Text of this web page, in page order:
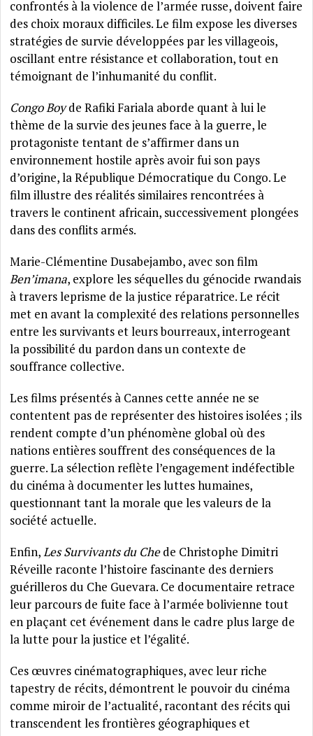
confrontés à la violence de l’armée russe, doivent faire
des choix moraux difficiles. Le film expose les diverses
stratégies de survie développées par les villageois,
oscillant entre résistance et collaboration, tout en
témoignant de l’inhumanité du conflit.
Congo Boyde Rafiki Fariala aborde quant à lui le
thème de la survie des jeunes face à la guerre, le
protagoniste tentant de s’affirmer dans un
environnement hostile après avoir fui son pays
d’origine, la République Démocratique du Congo. Le
film illustre des réalités similaires rencontrées à
travers le continent africain, successivement plongées
dans des conflits armés.
Marie-Clémentine Dusabejambo, avec son film
Ben’imana, explore les séquelles du génocide rwandais
à travers leprisme de la justice réparatrice. Le récit
met en avant la complexité des relations personnelles
entre les survivants et leurs bourreaux, interrogeant
la possibilité du pardon dans un contexte de
souffrance collective.
Les films présentés à Cannes cette année ne se
contentent pas de représenter des histoires isolées ; ils
rendent compte d’un phénomène global où des
nations entières souffrent des conséquences de la
guerre. La sélection reflète l’engagement indéfectible
du cinéma à documenter les luttes humaines,
questionnant tant la morale que les valeurs de la
société actuelle.
Enfin,Les Survivants du Chede Christophe Dimitri
Réveille raconte l’histoire fascinante des derniers
guérilleros du Che Guevara. Ce documentaire retrace
leur parcours de fuite face à l’armée bolivienne tout
en plaçant cet événement dans le cadre plus large de
la lutte pour la justice et l’égalité.
Ces œuvres cinématographiques, avec leur riche
tapestry de récits, démontrent le pouvoir du cinéma
comme miroir de l’actualité, racontant des récits qui
transcendent les frontières géographiques et